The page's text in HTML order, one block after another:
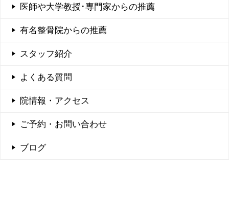
医師や大学教授･専門家からの推薦
有名整骨院からの推薦
スタッフ紹介
よくある質問
院情報・アクセス
ご予約・お問い合わせ
ブログ